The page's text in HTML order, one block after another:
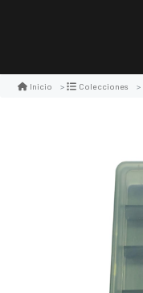
Inicio Colecciones